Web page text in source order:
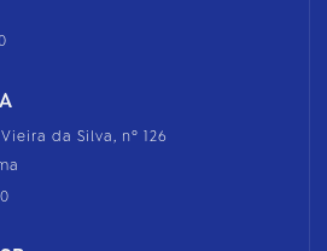
da Silva, nº 126